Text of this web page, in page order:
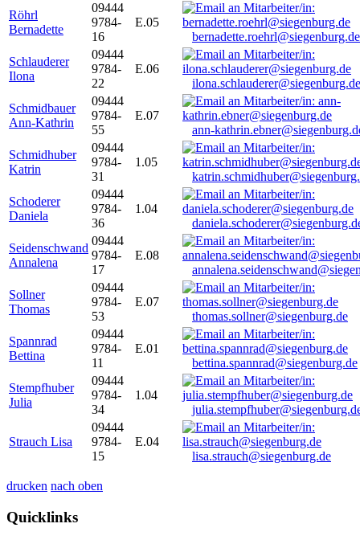
Röhrl
Bernadette
09444
9784-
16
E.05
bernadette.roehrl@siegenburg.de
Schlauderer
Ilona
09444
9784-
22
E.06
ilona.schlauderer@siegenburg.de
Schmidbauer
Ann-Kathrin
09444
9784-
55
E.07
ann-
Schmidhuber
Katrin
09444
9784-
31
1.05
Schoderer
Daniela
09444
9784-
36
1.04
Seidenschwand
Annalena
09444
9784-
17
E.08
Sollner
Thomas
09444
9784-
53
E.07
thomas.sollner@siegenburg.de
Spannrad
Bettina
09444
9784-
11
E.01
bettina.spannrad@siegenburg.de
Stempfhuber
Julia
09444
9784-
34
1.04
Strauch Lisa
09444
9784-
15
E.04
lisa.strauch@siegenburg.de
drucken nach oben
Quicklinks